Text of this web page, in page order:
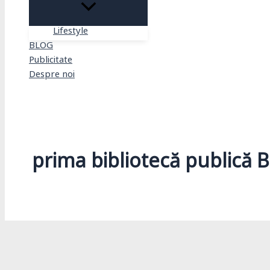
Lifestyle
BLOG
Publicitate
Despre noi
prima bibliotecă publică